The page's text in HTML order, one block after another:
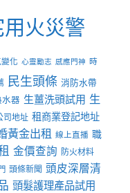
火災警
化 心靈勵志 感應門神 時
民生頭條 消防水帶
水器 生薑洗頭試用 生
司地址 租商業登記地址
黃金出租 線上直播 職
金價查詢 防火材料
頭條新聞 頭皮深層清
頭髮護理產品試用